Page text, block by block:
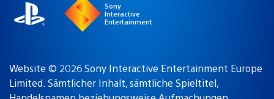
Sony
Interactive
Entertainment
Website © 2026 Sony Interactive Entertainment Europe
Limited. Sämtlicher Inhalt, sämtliche Spieltitel,